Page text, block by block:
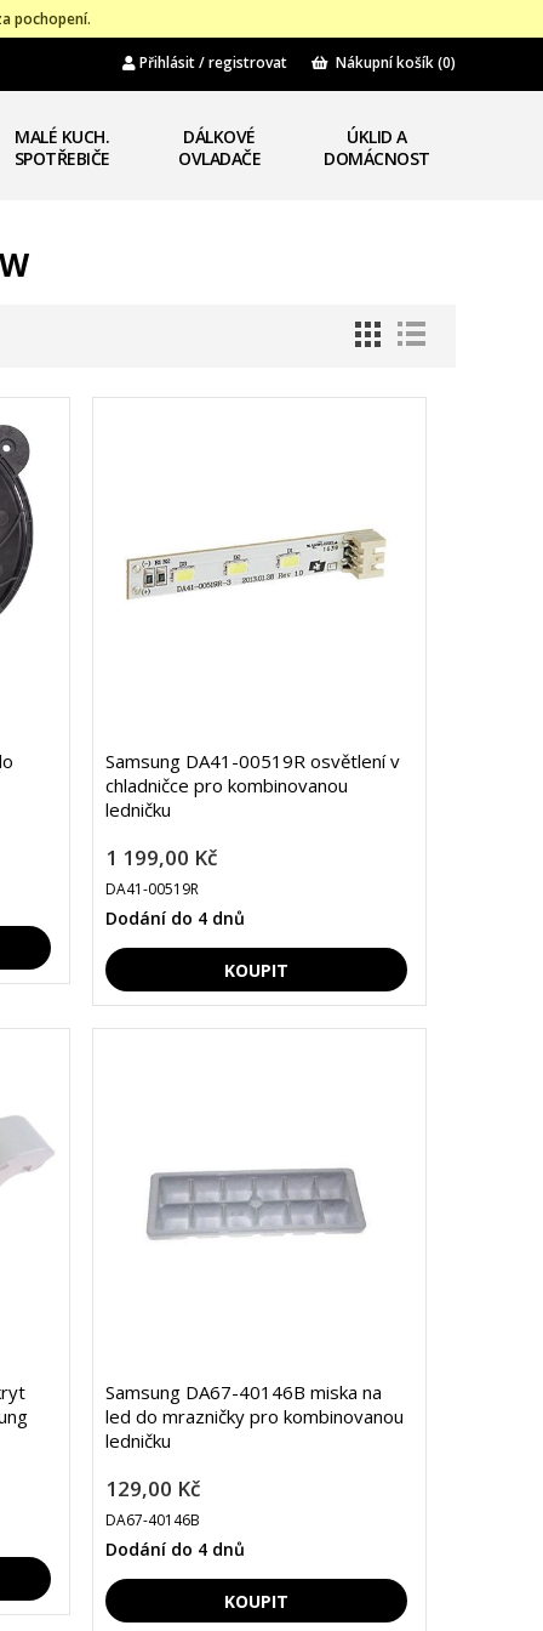
pochopení.
Přihlásit / registrovat Nákupní košík(0)
MALÉ KUCH.
SPOTŘEBIČE
DÁLKOVÉ
OVLADAČE
ÚKLID A
DOMÁCNOST
Samsung DA41-00519R osvětlení v
chladničce pro kombinovanou
ledničku
1 199,00 Kč
DA41-00519R
Dodání do 4 dnů
Samsung DA67-40146B miska na
led do mrazničky pro kombinovanou
ledničku
129,00 Kč
DA67-40146B
Dodání do 4 dnů